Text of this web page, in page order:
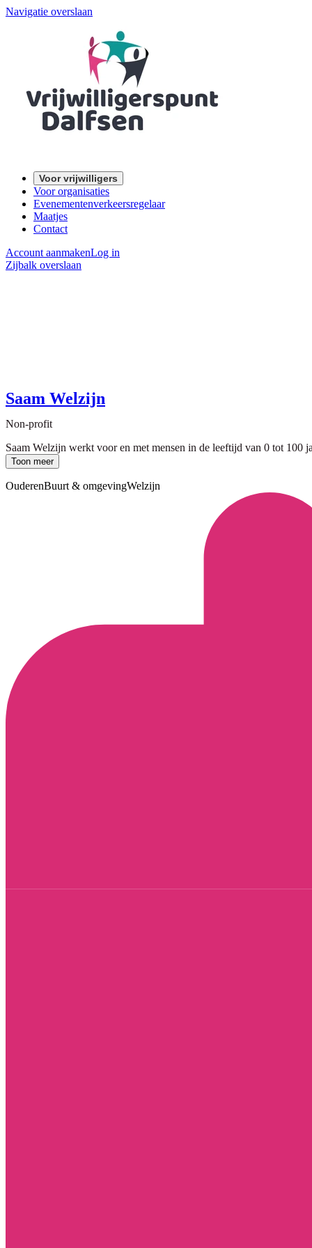
Navigatie overslaan
Voor vrijwilligers
Voor organisaties
Evenementenverkeersregelaar
Maatjes
Contact
Account aanmakenLog in
Zijbalk overslaan
Saam Welzijn
Non-profit
Saam Welzijn werkt voor en met mensen in de leeftijd van 0 tot 100
Toon meer
OuderenBuurt & omgevingWelzijn